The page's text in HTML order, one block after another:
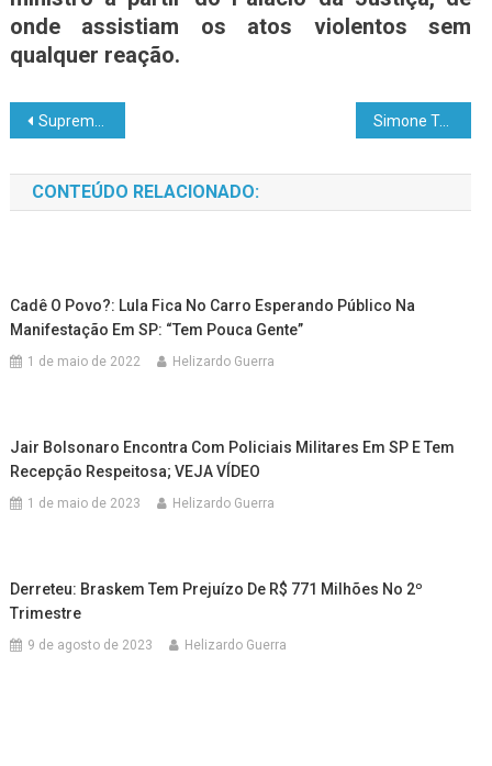
onde assistiam os atos violentos sem
qualquer reação.
Supremo da Índia se recusa a legalizar casamento homoafetivo Simone Tebet discute reforma agrária com o MST
CONTEÚDO RELACIONADO:
Cadê O Povo?: Lula Fica No Carro Esperando Público Na
Manifestação Em SP: “tem Pouca Gente”
1 de maio de 2022 Helizardo Guerra
Jair Bolsonaro Encontra Com Policiais Militares Em SP E Tem
Recepção Respeitosa; VEJA VÍDEO
1 de maio de 2023 Helizardo Guerra
Derreteu: Braskem Tem Prejuízo De R$ 771 Milhões No 2º
Trimestre
9 de agosto de 2023 Helizardo Guerra